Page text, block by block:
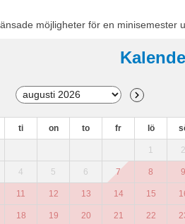
möjligheter för en minisemester
ti on to fr lö
1 2
4 5 6 7 8 9
11 12 13 14 15
18 19 20 21 22